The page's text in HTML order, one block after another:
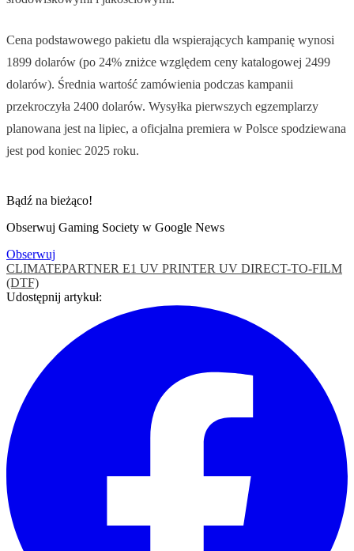
Cena podstawowego pakietu dla wspierających kampanię wynosi
1899 dolarów (po 24% zniżce względem ceny katalogowej 2499
dolarów). Średnia wartość zamówienia podczas kampanii
przekroczyła 2400 dolarów. Wysyłka pierwszych egzemplarzy
planowana jest na lipiec, a oficjalna premiera w Polsce spodziewana
jest pod koniec 2025 roku.
Bądź na bieżąco!
Obserwuj Gaming Society w Google News
Obserwuj
CLIMATEPARTNER E1 UV PRINTER UV DIRECT-TO-FILM
(DTF)
Udostępnij artykuł: